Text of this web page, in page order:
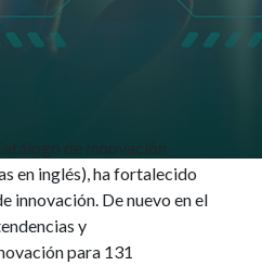
en inglés), ha fortalecido
innovación. De nuevo en el
y
para 131